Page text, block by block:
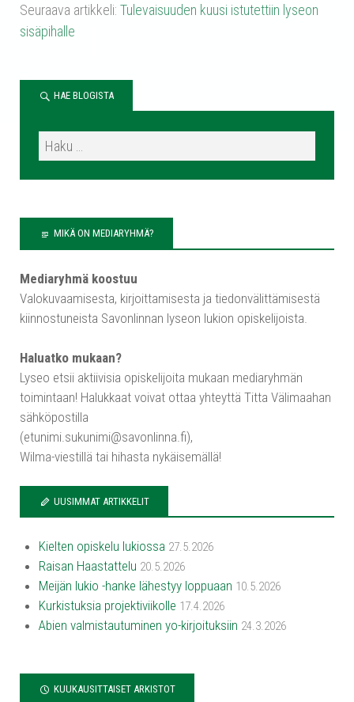
Seuraava artikkeli: Tulevaisuuden kuusi istutettiin lyseon
sisäpihalle
HAE BLOGISTA
MIKÄ ON MEDIARYHMÄ?
Mediaryhmä koostuu
Valokuvaamisesta, kirjoittamisesta ja tiedonvälittämisestä
kiinnostuneista Savonlinnan lyseon lukion opiskelijoista.
Haluatko mukaan?
Lyseo etsii aktiivisia opiskelijoita mukaan mediaryhmän
toimintaan! Halukkaat voivat ottaa yhteyttä Titta Välimaahan
sähköpostilla
(etunimi.sukunimi@savonlinna.fi),
Wilma-viestillä tai hihasta nykäisemällä!
UUSIMMAT ARTIKKELIT
Kielten opiskelu lukiossa 27.5.2026
Raisan Haastattelu 20.5.2026
Meijän lukio -hanke lähestyy loppuaan 10.5.2026
Kurkistuksia projektiviikolle 17.4.2026
Abien valmistautuminen yo-kirjoituksiin 24.3.2026
KUUKAUSITTAISET ARKISTOT